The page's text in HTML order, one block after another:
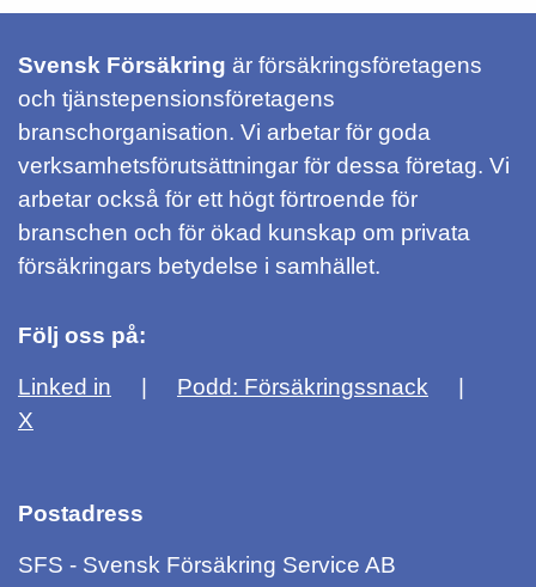
Svensk Försäkring är försäkringsföretagens
och tjänstepensionsföretagens
branschorganisation. Vi arbetar för goda
verksamhetsförutsättningar för dessa företag. Vi
arbetar också för ett högt förtroende för
branschen och för ökad kunskap om privata
försäkringars betydelse i samhället.
Följ oss på:
Linked in
Podd: Försäkringssnack
X
Postadress
SFS - Svensk Försäkring Service AB